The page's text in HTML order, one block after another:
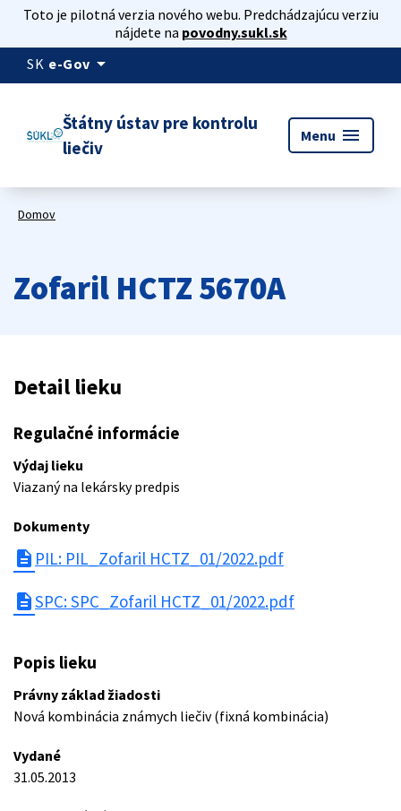
Toto je pilotná verzia nového webu. Predchádzajúcu verziu
nájdete na povodny.sukl.sk
SK e-Gov arrow_drop_down
Štátny ústav pre kontrolu
liečiv
Menu menu
Domov
Zofaril HCTZ 5670A
Detail lieku
Regulačné informácie
Výdaj lieku
Viazaný na lekársky predpis
Dokumenty
description PIL: PIL_Zofaril HCTZ_01/2022.pdf
descriptionSPC: SPC_Zofaril HCTZ_01/2022.pdf
Popis lieku
Právny základ žiadosti
Nová kombinácia známych liečiv (fixná kombinácia)
Vydané
31.05.2013